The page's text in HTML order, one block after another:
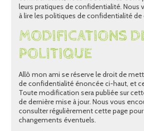
leurs pratiques de confidentialité. Nous
à lire les politiques de confidentialité de
MODIFICATIONS
POLITIQUE
Allô mon ami se réserve le droit de
de confidentialité énoncée ci-haut, et
Toute modification sera publiée sur
de dernière mise à jour. Nous vous
consulter régulièrement cette page
changements éventuels.